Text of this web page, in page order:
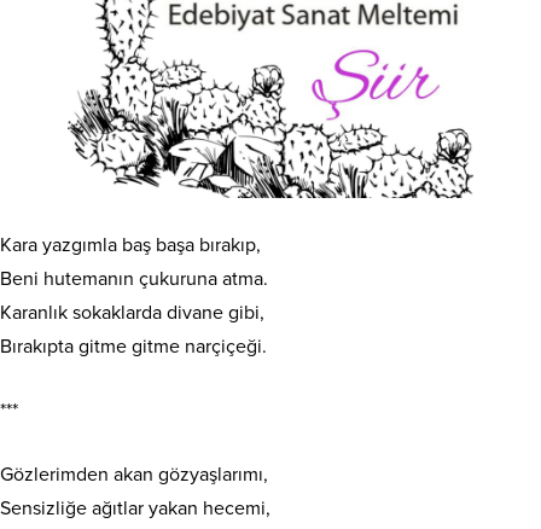
Kara yazgımla baş başa bırakıp,
Beni hutemanın çukuruna atma.
Karanlık sokaklarda divane gibi,
Bırakıpta gitme gitme narçiçeği.
***
Gözlerimden akan gözyaşlarımı,
Sensizliğe ağıtlar yakan hecemi,